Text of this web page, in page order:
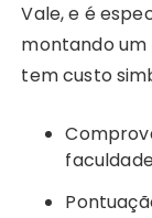
Vale, e é
montando um
tem custo